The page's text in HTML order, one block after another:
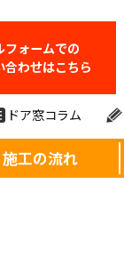
フォームでの
合わせはこちら
ドア窓コラム
施工の流れ